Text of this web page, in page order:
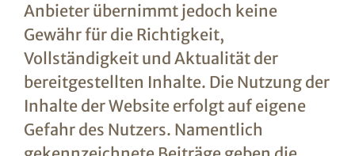
Anbieter übernimmt jedoch keine
Gewähr für die Richtigkeit,
Vollständigkeit und Aktualität der
bereitgestellten Inhalte. Die Nutzung der
Inhalte der Website erfolgt auf eigene
Gefahr des Nutzers. Namentlich